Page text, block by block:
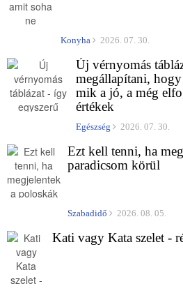
Konyha 2026. 07. 30.
Új vérnyomás
megállapítani,
mik a jó, a még
értékek
Egészség 2026. 07. 30.
Ezt kell tenni, ha
paradicsom körül
Szabadidő 2026. 08. 05.
Kati vagy Kata szelet -